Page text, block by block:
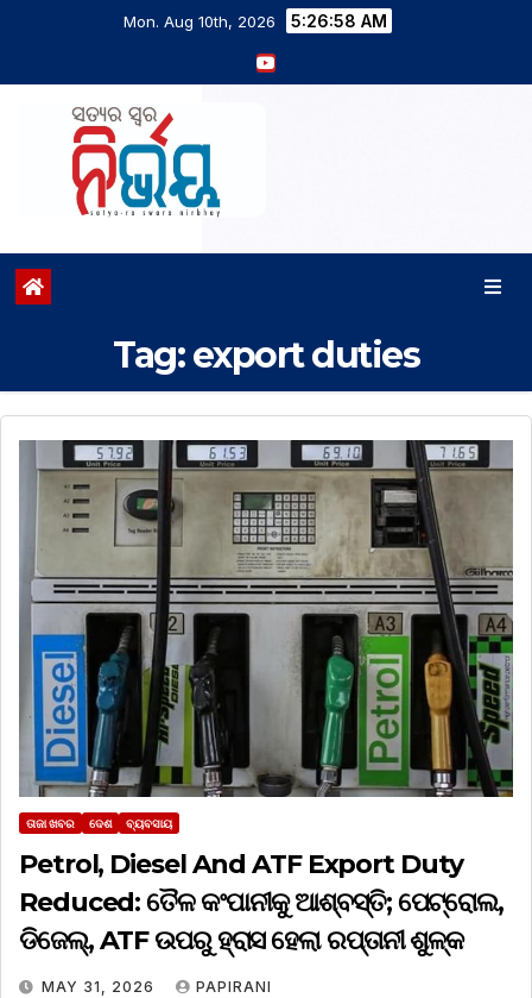
Mon. Aug 10th, 2026 5:26:59 AM
Tag:export duties
ତାଜା ଖବର ଦେଶ ବ୍ୟବସାୟ
Petrol, Diesel And ATF Export Duty
Reduced: ତୈଳ କଂପାନୀକୁ ଆଶ୍ବସ୍ତି; ପେଟ୍ରୋଲ,
ଡିଜେଲ୍, ATF ଉପରୁ ହ୍ରାସ ହେଲା ରପ୍ତାନୀ ଶୁଳ୍କ
MAY 31, 2026 PAPIRANI